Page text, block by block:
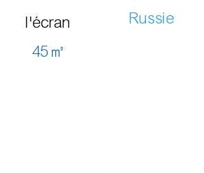
l'écran
45㎡
Russie